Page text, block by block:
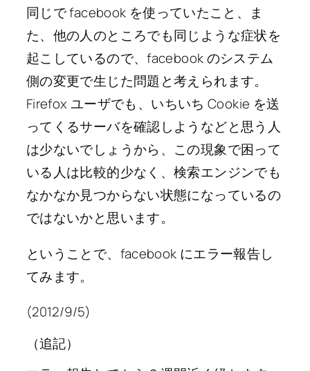
同じで facebook を使っていたこと、ま
た、他の人のところでも同じような症状を
起こしているので、facebook のシステム
側の変更で生じた問題と考えられます。
Firefox ユーザでも、いちいち Cookie を送
ってくるサーバを確認しようなどと思う人
は少ないでしょうから、この現象で困って
いる人は比較的少なく、検索エンジンでも
なかなか見つからない状態になっているの
ではないかと思います。
ということで、facebook にエラー報告し
てみます。
(2012/9/5)
（追記）